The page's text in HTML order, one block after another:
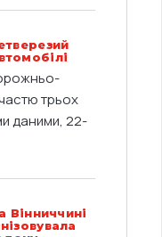
трьох
даними, 22-
Вінниччині